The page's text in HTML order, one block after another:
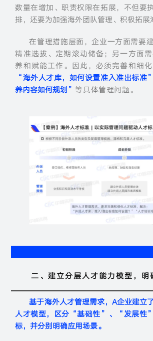
数量在增加、职责权限在拓展，不但要
排，还要为加强海外团队管理、积极拓展
在管理措施层面，企业一方面需要
精准选拔、定期滚动储备；另一方面
养和赋能工作。因此，必须完善和细
“海外人才库，如何设置准入准出标
养内容如何规划”等具体管理问题。
二、建立分层人才能力模型，明
基于海外人才管理需求，A企业建
人才模型，区分“基础性”、“发展
标，并分别明确应用场景。